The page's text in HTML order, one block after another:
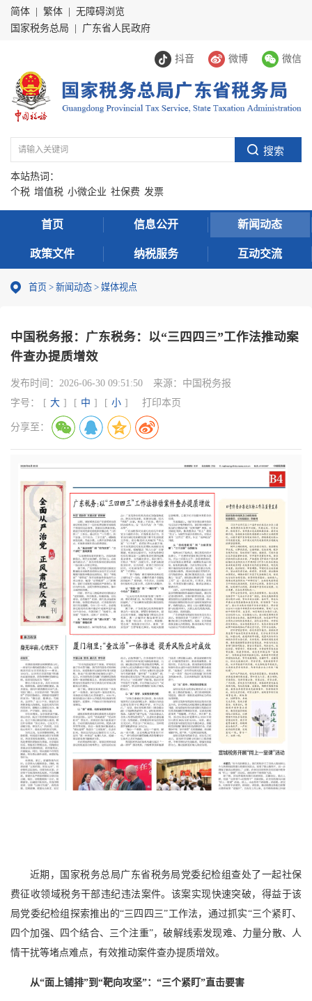
简体 繁体
无障碍浏览
国家税务总局
广东省人民政府
抖音 微博 微信
本站热词：
个税 增值税 小微企业 社保费 发票
首页 信息公开 新闻动态
政策文件 纳税服务 互动交流
首页 > 新闻动态 > 媒体视点
中国税务报：广东税务：以“三四四三”工作法推动案
件查办提质增效
发布时间： 2026-06-30 09:51:50 来源： 中国税务报
字号：
[ 大 ] [ 中 ] [ 小 ] 打印本页
分享至：
近期，国家税务总局广东省税务局党委纪检组查处了一起社保
费征收领域税务干部违纪违法案件。该案实现快速突破，得益于该
局党委纪检组探索推出的“三四四三”工作法，通过抓实“三个紧盯、
四个加强、四个结合、三个注重”，破解线索发现难、力量分散、人
情干扰等堵点难点，有效推动案件查办提质增效。
从“面上铺排”到“靶向攻坚”：“三个紧盯”直击要害